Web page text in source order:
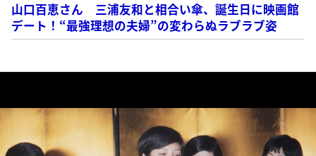
山口百恵さん 三浦友和と相合い傘、誕生日に映画館
デート！“最強理想の夫婦”の変わらぬラブラブ姿